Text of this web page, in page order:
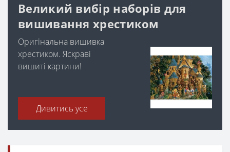
Великий вибір наборів для
вишивання хрестиком
Оригінальна вишивка
хрестиком. Яскраві
вишиті картини!
Дивитись усе